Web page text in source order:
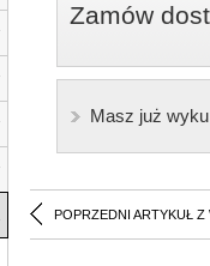
Zamów
Masz już
POPRZEDNI ARTYKUŁ Z